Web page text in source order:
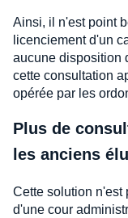
Ainsi, il n'est point
licenciement d'un
aucune disposition
cette consultation
opérée par les
Plus de
les anciens
Cette solution n'est
d'une cour